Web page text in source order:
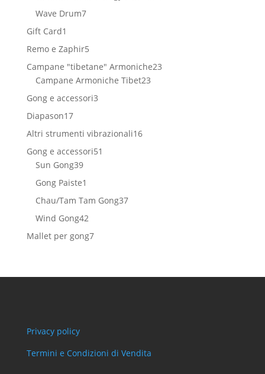
Wave Drum77
Gift Card1
prodotto
Remo e Zaphir55
prodotti
Campane "tibetane" Armoniche2323
Campane Armoniche Tibet2323
Gong e accessori33
Diapason1717
prodotti
Altri strumenti vibrazionali1616
Gong e accessori51
Sun Gong3939
prodotti
Gong Paiste1
prodotto
Chau/Tam Tam Gong3737
Wind Gong4242
prodotti
Mallet per gong77
Privacy policy
Termini e Condizioni di Vendita